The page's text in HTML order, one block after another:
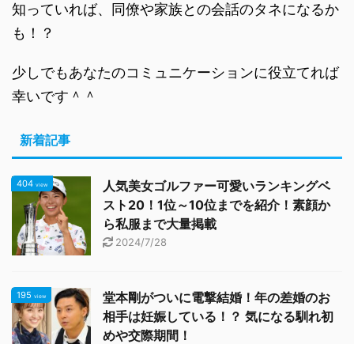
知っていれば、同僚や家族との会話のタネになるか
も！？
少しでもあなたのコミュニケーションに役立てれば
幸いです＾＾
新着記事
404 view
人気美女ゴルファー可愛いランキングベ
スト20！1位～10位までを紹介！素顔か
ら私服まで大量掲載
2024/7/28
195 view
堂本剛がついに電撃結婚！年の差婚のお
相手は妊娠している！？ 気になる馴れ初
めや交際期間！